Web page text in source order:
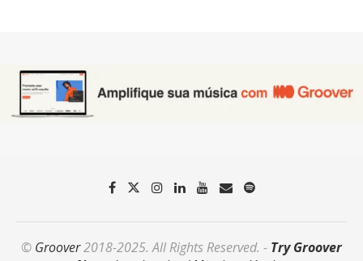
© Groover2018-2025. All Rights Reserved. - Try Groover